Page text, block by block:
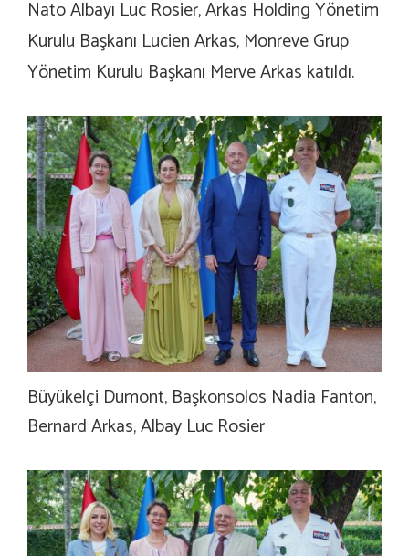
Nato Albayı Luc Rosier, Arkas Holding Yönetim
Kurulu Başkanı Lucien Arkas, Monreve Grup
Yönetim Kurulu Başkanı Merve Arkas katıldı.
Büyükelçi Dumont, Başkonsolos Nadia Fanton,
Bernard Arkas, Albay Luc Rosier